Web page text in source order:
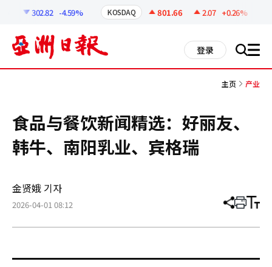
302.82 -4.59% KOSDAQ 801.66 2.07 +0.26%
登录 搜 all
主页 产业
食品与餐饮新闻精选：好丽友、
韩牛、南阳乳业、宾格瑞
金贤娥 기자
2026-04-01 08:12 分
章
打 调
小